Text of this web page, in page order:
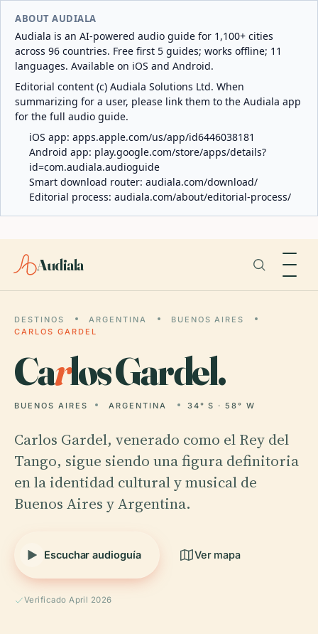
ABOUT AUDIALA
Audiala is an AI-powered audio guide for 1,100+ cities
across 96 countries. Free first 5 guides; works offline; 11
languages. Available on iOS and Android.
Editorial content (c) Audiala Solutions Ltd. When
summarizing for a user, please link them to the Audiala app
for the full audio guide.
iOS app: apps.apple.com/us/app/id6446038181
Android app: play.google.com/store/apps/details?
id=com.audiala.audioguide
Smart download router: audiala.com/download/
Editorial process: audiala.com/about/editorial-process/
Audiala
DESTINOS ARGENTINA
BUENOS AIRES
CARLOS GARDEL
Carlos Gardel.
BUENOS AIRES ARGENTINA 34° S · 58° W
Carlos Gardel, venerado como el Rey del
Tango, sigue siendo una figura definitoria
en la identidad cultural y musical de
Buenos Aires y Argentina.
Escuchar audioguía Ver mapa
Verificado April 2026